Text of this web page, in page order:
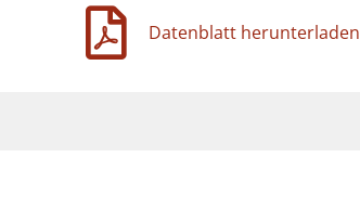
Datenblatt herunterladen